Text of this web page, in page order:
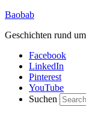
Baobab
Geschichten rund
Facebook
LinkedIn
Pinterest
YouTube
Suchen